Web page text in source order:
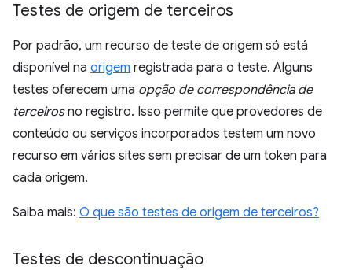
Testes de origem de terceiros
Por padrão, um recurso de teste de origem só está
disponível na origem registrada para o teste. Alguns
testes oferecem uma opção de correspondência de
terceirosno registro. Isso permite que provedores de
conteúdo ou serviços incorporados testem um novo
recurso em vários sites sem precisar de um token para
cada origem.
Saiba mais: O que são testes de origem de terceiros?
Testes de descontinuação